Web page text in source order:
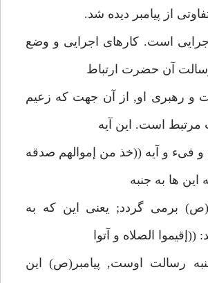
از پيامبر ديده شد.
اجرايى است. كارهاى اجرايى و وضع
آن حضرت ارتباط
و رهبرى او, از آن جهت كه زعيم
است. اين آيه
فىء و آيه ((خذ من إموالهم صدقه
ها به جنبه
برمى گردد; يعنى اين كه به
الصلاه و آتوا
رسالت اوست, پيامبر(ص) اين